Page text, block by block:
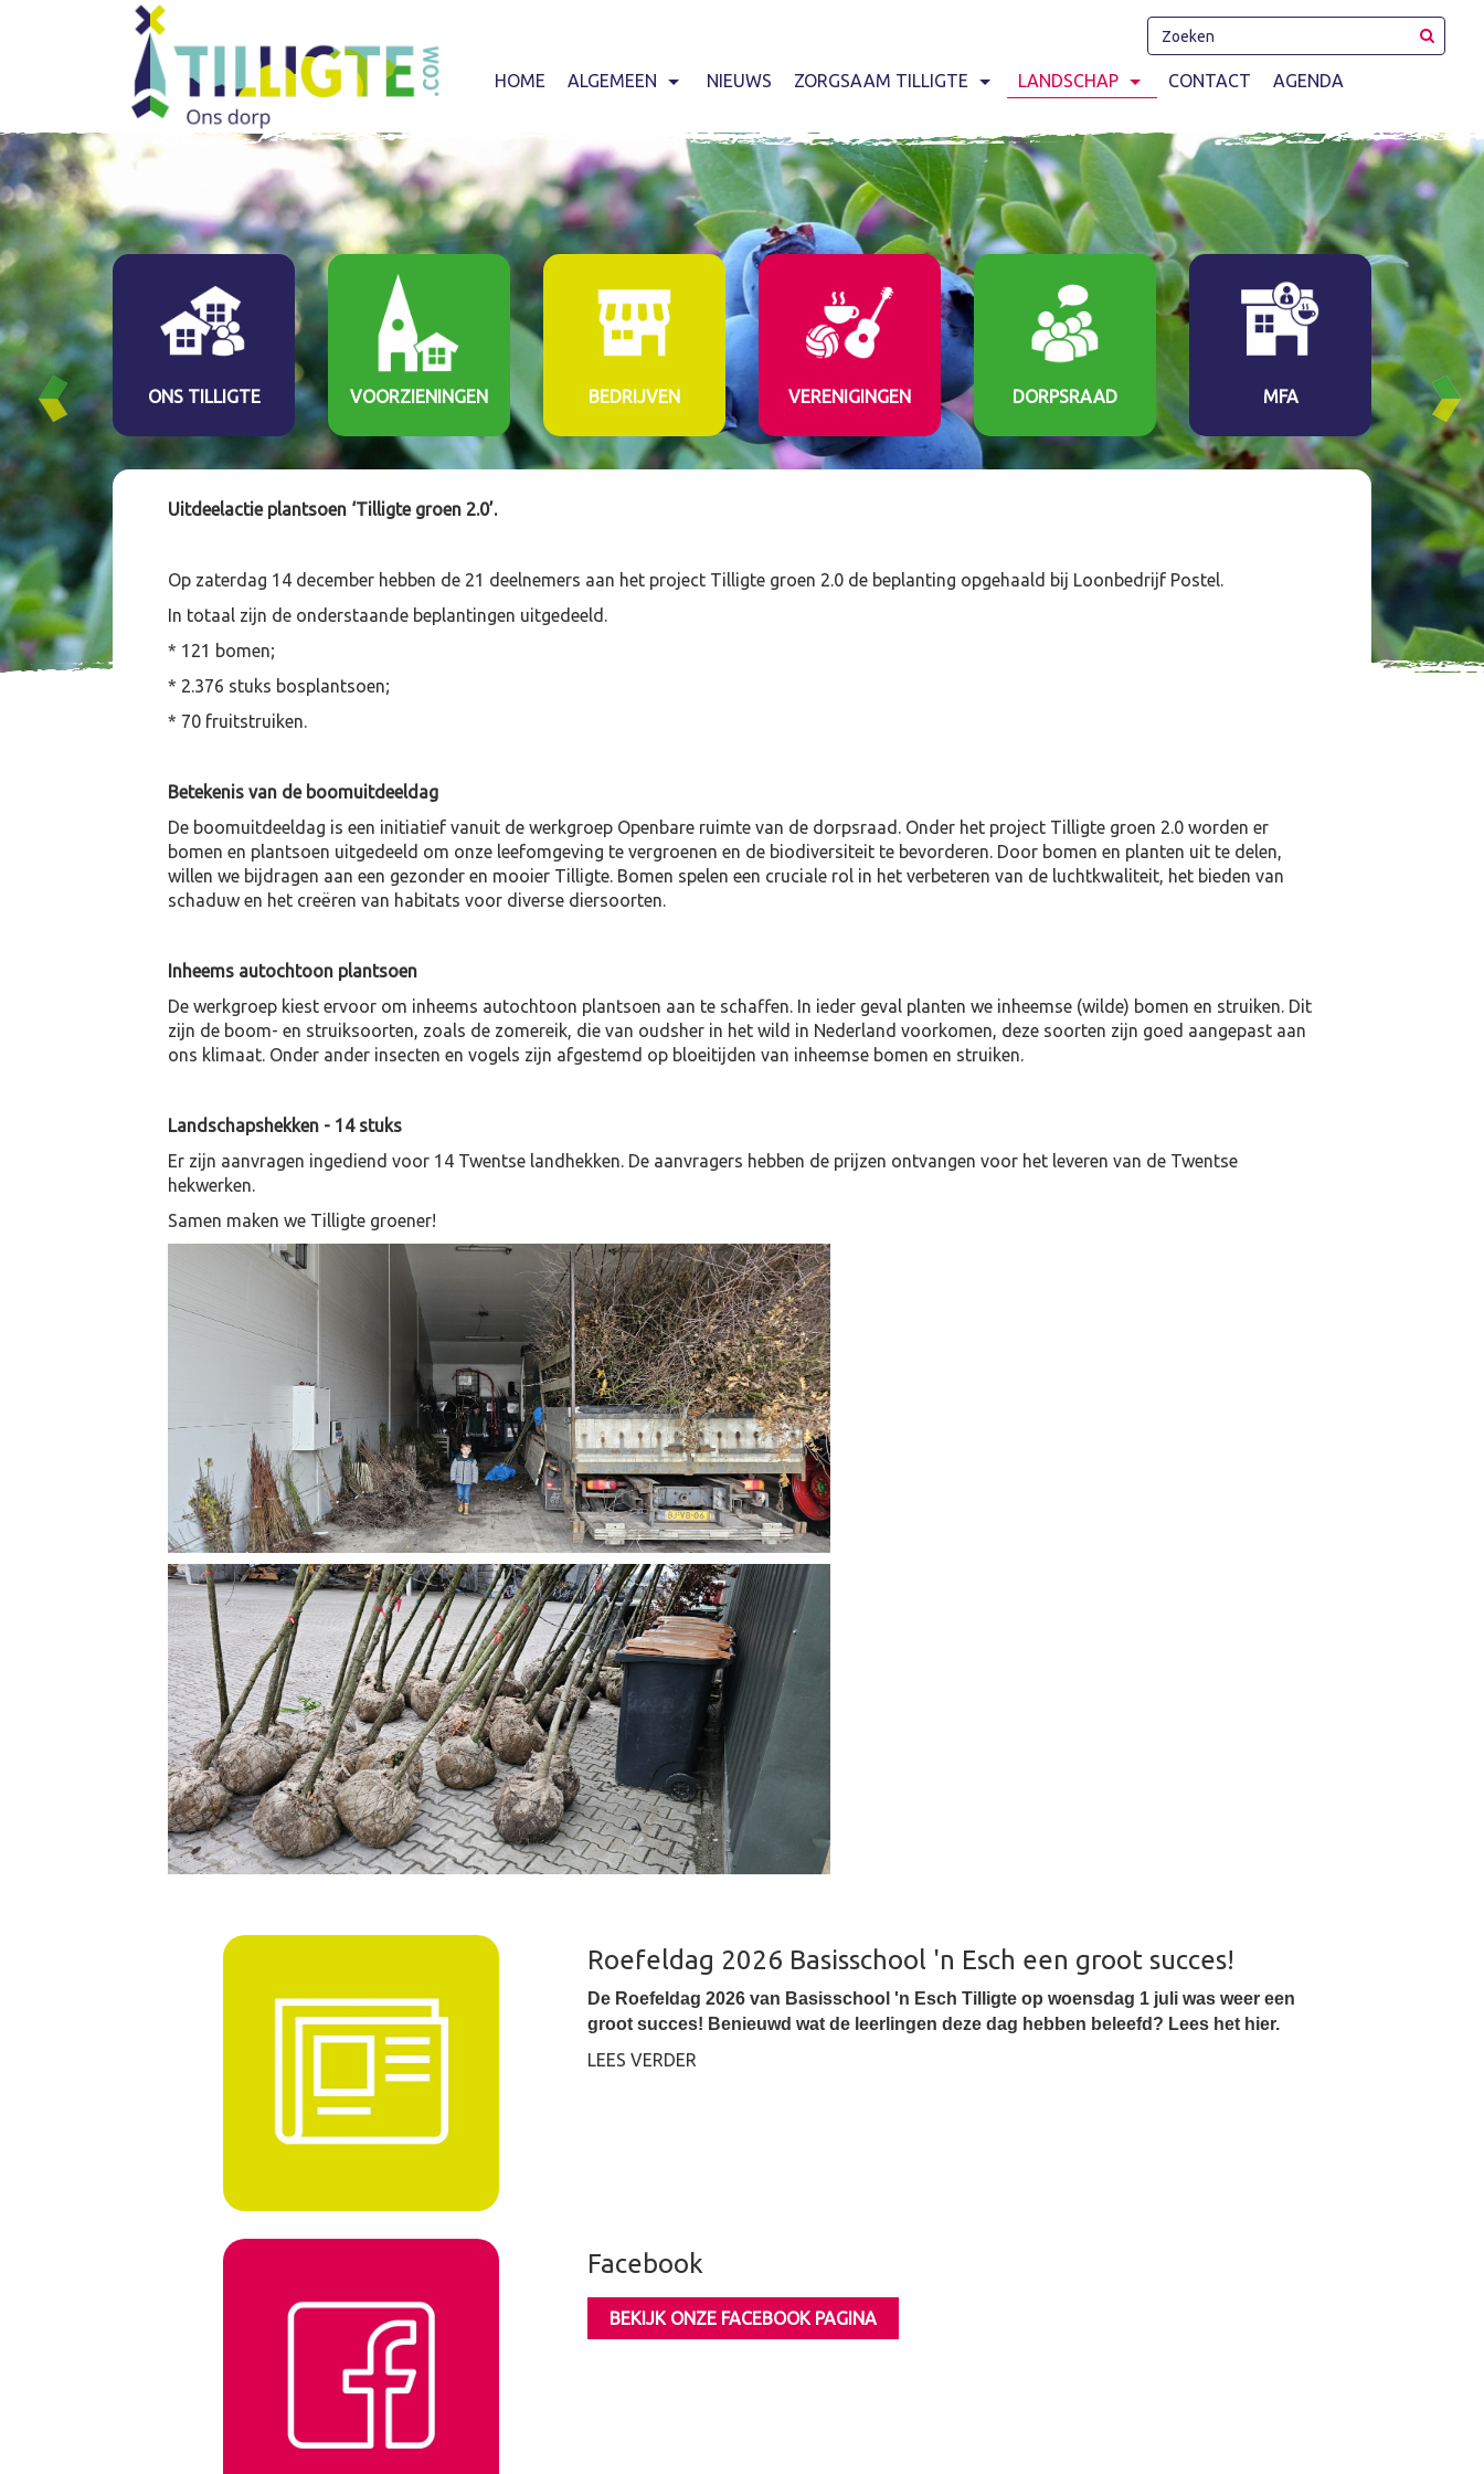
HOME ALGEMEEN NIEUWS ZORGSAAM TILLIGTE LANDSCHAP CONTACT AGENDA
ONS TILLIGTE VOORZIENINGEN BEDRIJVEN VERENIGINGEN DORPSRAAD MFA
Uitdeelactie plantsoen ‘Tilligte groen 2.0’.
Op zaterdag 14 december hebben de 21 deelnemers aan het project Tilligte groen 2.0 de beplanting opgehaald bij Loonbedrijf Postel.
In totaal zijn de onderstaande beplantingen uitgedeeld.
* 121 bomen;
* 2.376 stuks bosplantsoen;
* 70 fruitstruiken.
Betekenis van de boomuitdeeldag
De boomuitdeeldag is een initiatief vanuit de werkgroep Openbare ruimte van de dorpsraad. Onder het project Tilligte groen 2.0 worden er
bomen en plantsoen uitgedeeld om onze leefomgeving te vergroenen en de biodiversiteit te bevorderen. Door bomen en planten uit te delen,
willen we bijdragen aan een gezonder en mooier Tilligte. Bomen spelen een cruciale rol in het verbeteren van de luchtkwaliteit, het bieden van
schaduw en het creëren van habitats voor diverse diersoorten.
Inheems autochtoon plantsoen
De werkgroep kiest ervoor om inheems autochtoon plantsoen aan te schaffen. In ieder geval planten we inheemse (wilde) bomen en struiken. Dit
zijn de boom- en struiksoorten, zoals de zomereik, die van oudsher in het wild in Nederland voorkomen, deze soorten zijn goed aangepast aan
ons klimaat. Onder ander insecten en vogels zijn afgestemd op bloeitijden van inheemse bomen en struiken.
Landschapshekken - 14 stuks
Er zijn aanvragen ingediend voor 14 Twentse landhekken. De aanvragers hebben de prijzen ontvangen voor het leveren van de Twentse
hekwerken.
Samen maken we Tilligte groener!
Roefeldag 2026 Basisschool 'n Esch een groot succes!
De Roefeldag 2026 van Basisschool 'n Esch Tilligte op woensdag 1 juli was weer een
groot succes! Benieuwd wat de leerlingen deze dag hebben beleefd? Lees het hier.
LEES VERDER
Facebook
BEKIJK ONZE FACEBOOK PAGINA